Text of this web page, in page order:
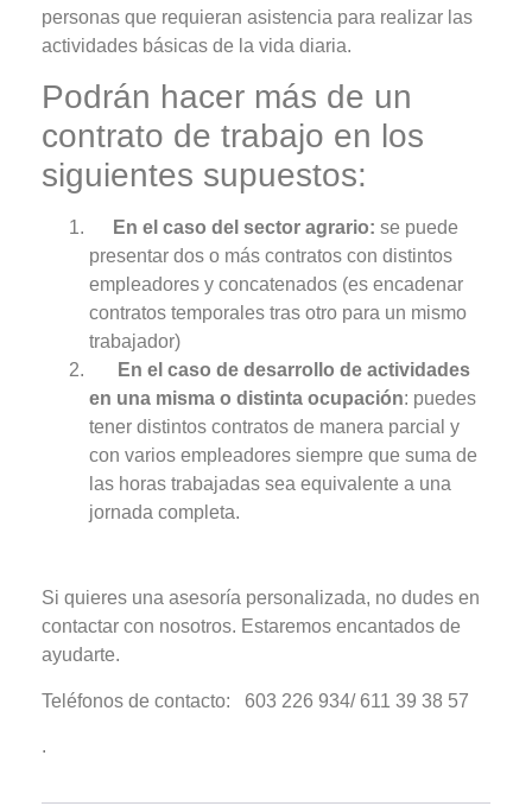
personas que requieran asistencia para realizar las
actividades básicas de la vida diaria.
Podrán hacer más de un
contrato de trabajo en los
siguientes supuestos:
En el caso del sector agrario: se puede
presentar dos o más contratos con distintos
empleadores y concatenados (es encadenar
contratos temporales tras otro para un mismo
trabajador)
En el caso de desarrollo de actividades
en una misma o distinta ocupación: puedes
tener distintos contratos de manera parcial y
con varios empleadores siempre que suma de
las horas trabajadas sea equivalente a una
jornada completa.
Si quieres una asesoría personalizada, no dudes en
contactar con nosotros. Estaremos encantados de
ayudarte.
Teléfonos de contacto: 603 226 934/ 611 39 38 57
.